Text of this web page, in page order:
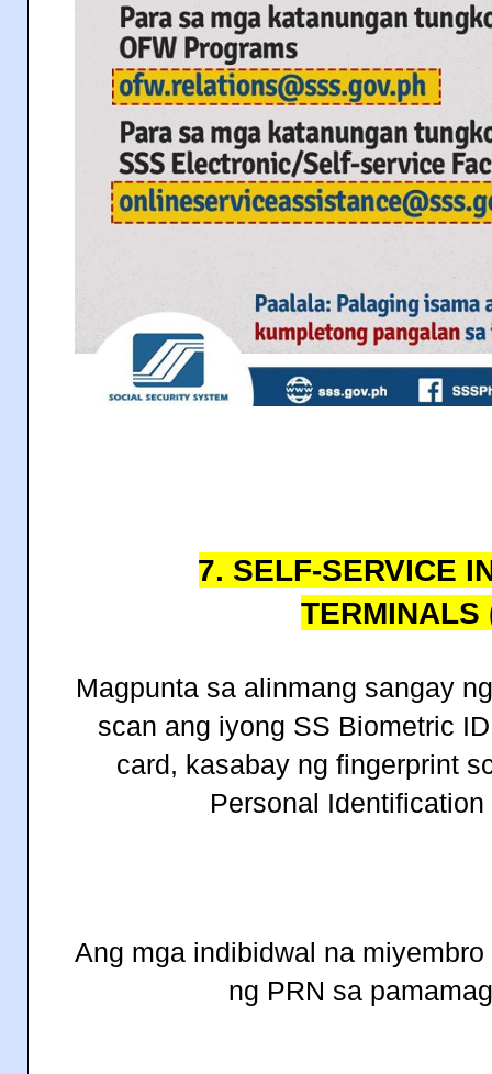
7. SELF-SERVICE
TERMINALS
Magpunta sa alinmang sangay
scan ang iyong SS Biometric
card, kasabay ng fingerprint
Personal
Ang mga indibidwal na
ng PRN sa